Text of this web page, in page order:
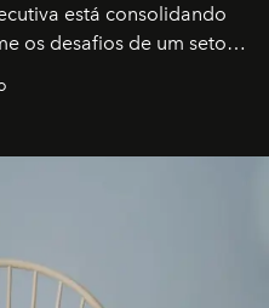
está consolidando
os desafios de um setor